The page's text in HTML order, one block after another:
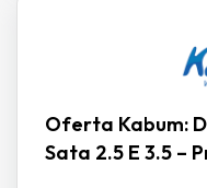
Oferta Kabum:
Sata 2.5 E 3.5 –